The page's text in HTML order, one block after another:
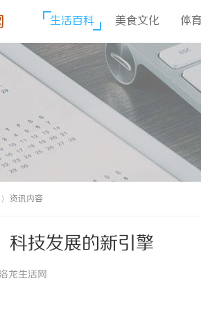
生活百科 美食文化 体
资讯内容
科技发展的新引擎
龙生活网